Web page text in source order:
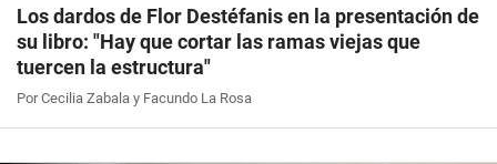
Los dardos de Flor Destéfanis en la presentación de
su libro: "Hay que cortar las ramas viejas que
tuercen la estructura"
Por Cecilia Zabala y Facundo La Rosa